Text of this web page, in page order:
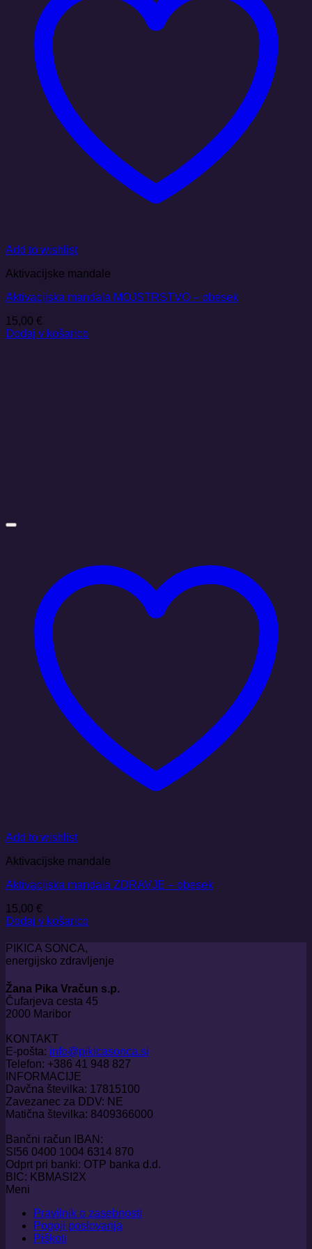
Add to wishlist
Aktivacijske mandale
Aktivacijska mandala MOJSTRSTVO – obesek
15,00 €
Dodaj v košarico
Add to wishlist
Aktivacijske mandale
Aktivacijska mandala ZDRAVJE – obesek
15,00 €
Dodaj v košarico
PIKICA SONCA,
energijsko zdravljenje
Žana Pika Vračun s.p.
Čufarjeva cesta 45
2000 Maribor
KONTAKT
E-pošta: info@pikicasonca.si
Telefon: +386 41 948 827
INFORMACIJE
Davčna številka: 17815100
Zavezanec za DDV: NE
Matična številka: 8409366000
Bančni račun IBAN:
SI56 0400 1004 6314 870
Odprt pri banki: OTP banka d.d.
BIC: KBMASI2X
Meni
Pravilnik o zasebnosti
Pogoji poslovanja
Piškoti